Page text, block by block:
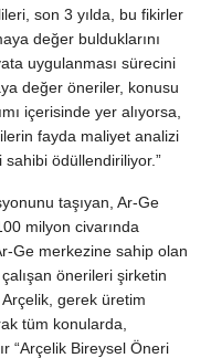
son 3 yılda, bu fikirler
değer bulduklarını
uygulanması sürecini
değer öneriler, konusu
içerisinde yer alıyorsa,
fayda maliyet analizi
ödüllendiriliyor.”
taşıyan, Ar-Ge
milyon civarında
Ge merkezine sahip olan
önerileri şirketin
gerek üretim
tüm konularda,
“Arçelik Bireysel Öneri